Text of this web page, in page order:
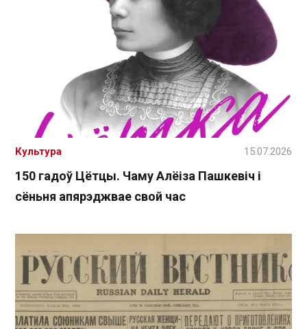
150 гадоў Цётцы. Чаму Алёіза Пашкевіч і
сёньня апярэджвае свой час
Культура 15.07.2026